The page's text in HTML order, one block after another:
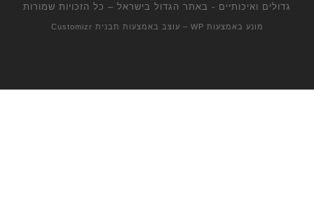
גדולים ואיכותיים - באתר הגדול בישראל – כל הזכויות שמורות
מונע באמצעות WP – עוצב באמצעות תבנית Customizr